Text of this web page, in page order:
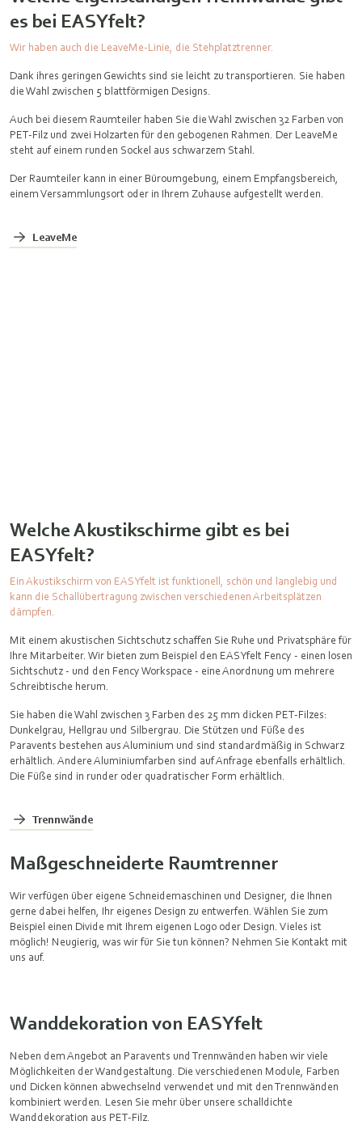
es bei EASYfelt?
Wir haben auch die LeaveMe-Linie, die Stehplatztrenner.
Dank ihres geringen Gewichts sind sie leicht zu transportieren. Sie haben
die Wahl zwischen 5 blattförmigen Designs.
Auch bei diesem Raumteiler haben Sie die Wahl zwischen 32 Farben von
PET-Filz und zwei Holzarten für den gebogenen Rahmen. Der LeaveMe
steht auf einem runden Sockel aus schwarzem Stahl.
Der Raumteiler kann in einer Büroumgebung, einem Empfangsbereich,
einem Versammlungsort oder in Ihrem Zuhause aufgestellt werden.
LeaveMe
Welche Akustikschirme gibt es bei
EASYfelt?
Ein Akustikschirm von EASYfelt ist funktionell, schön und langlebig und
kann die Schallübertragung zwischen verschiedenen Arbeitsplätzen
dämpfen.
Mit einem akustischen Sichtschutz schaffen Sie Ruhe und Privatsphäre für
Ihre Mitarbeiter. Wir bieten zum Beispiel den EASYfelt Fency - einen losen
Sichtschutz - und den Fency Workspace - eine Anordnung um mehrere
Schreibtische herum.
Sie haben die Wahl zwischen 3 Farben des 25 mm dicken PET-Filzes:
Dunkelgrau, Hellgrau und Silbergrau. Die Stützen und Füße des
Paravents bestehen aus Aluminium und sind standardmäßig in Schwarz
erhältlich. Andere Aluminiumfarben sind auf Anfrage ebenfalls erhältlich.
Die Füße sind in runder oder quadratischer Form erhältlich.
Trennwände
Maßgeschneiderte Raumtrenner
Wir verfügen über eigene Schneidemaschinen und Designer, die Ihnen
gerne dabei helfen, Ihr eigenes Design zu entwerfen. Wählen Sie zum
Beispiel einen Divide mit Ihrem eigenen Logo oder Design. Vieles ist
möglich! Neugierig, was wir für Sie tun können? Nehmen Sie Kontakt mit
uns auf.
Wanddekoration von EASYfelt
Neben dem Angebot an Paravents und Trennwänden haben wir viele
Möglichkeiten der Wandgestaltung. Die verschiedenen Module, Farben
und Dicken können abwechselnd verwendet und mit den Trennwänden
kombiniert werden. Lesen Sie mehr über unsere schalldichte
Wanddekoration aus PET-Filz.